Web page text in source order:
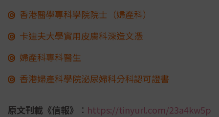
香港醫學專科學院院士（婦產科）
卡迪夫大學實用皮膚科深造文憑
婦產科專科醫生
香港婦產科學院泌尿婦科分科認可證書
原文刊載《信報》︰ https://tinyurl.com/23a4kw5p